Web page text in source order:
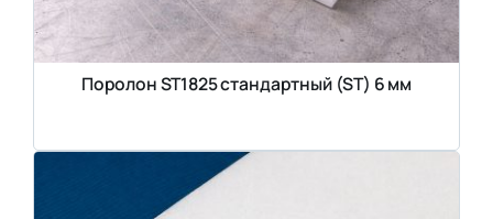
Поролон ST1825 стандартный (ST) 6 мм